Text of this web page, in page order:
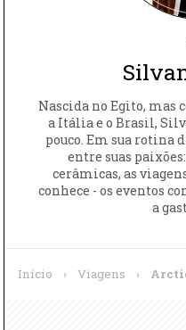
Nascida no Egito, mas
a Itália e o Brasil,
pouco. Em sua rotina
entre suas
cerâmicas, as
conhece - os eventos
a
Início › Viagens ›